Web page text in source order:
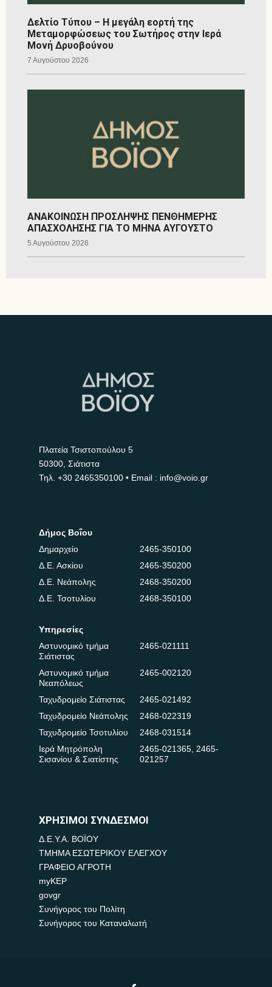
Δελτίο Τύπου – Η μεγάλη εορτή της
Μεταμορφώσεως του Σωτήρος στην Ιερά
Μονή Δρυοβούνου
7 Αυγούστου 2026
ΑΝΑΚΟΙΝΩΣΗ ΠΡΟΣΛΗΨΗΣ ΠΕΝΘΗΜΕΡΗΣ
ΑΠΑΣΧΟΛΗΣΗΣ ΓΙΑ ΤΟ ΜΗΝΑ ΑΥΓΟΥΣΤΟ
5 Αυγούστου 2026
Πλατεία Τσιστοπούλου 5
50300, Σιάτιστα
Τηλ. +30 2465350100 • Email : info@voio.gr
Δήμος Βοΐου
Δημαρχείο
2465-350100
Δ.Ε. Ασκίου
2465-350200
Δ.Ε. Νεάπολης
2468-350200
Δ.Ε. Τσοτυλίου
2468-350100
Υπηρεσίες
Αστυνομικό τμήμα
Σιάτιστας
2465-021111
Αστυνομικό τμήμα
Νεαπόλεως
2465-002120
Ταχυδρομείο Σιάτιστας
2465-021492
Ταχυδρομείο Νεάπολης
2468-022319
Ταχυδρομείο Τσοτυλίου
2468-031514
Ιερά Μητρόπολη
Σισανίου & Σιατίστης
2465-021365, 2465-
021257
ΧΡΗΣΙΜΟΙ ΣΥΝΔΕΣΜΟΙ
Δ.Ε.Υ.Α. ΒΟΪΟΥ
ΤΜΗΜΑ ΕΣΩΤΕΡΙΚΟΥ ΕΛΕΓΧΟΥ
ΓΡΑΦΕΙΟ ΑΓΡΟΤΗ
myKEP
govgr
Συνήγορος του Πολίτη
Συνήγορος του Καταναλωτή